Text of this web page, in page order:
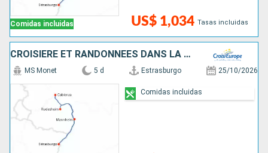
Comidas incluidas US$ 1,034 Tasas incluidas
CROISIÈRE ET RANDONNÉES DANS LA VALLÉE DU RHIN - HISTOIRE, TRADITIONS ET AMBIANCE RHÉNANE
MS Monet 5 d Estrasburgo 25/10/2026
Comidas incluidas